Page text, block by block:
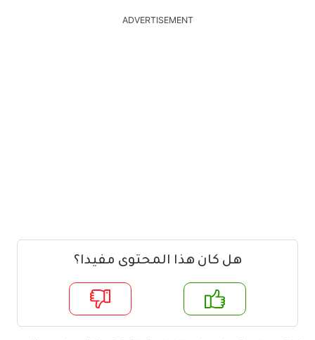
ADVERTISEMENT
هل كان هذا المحتوى مفيدا؟
لا